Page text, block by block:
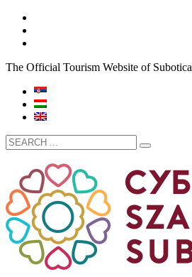
The Official Tourism Website of Subotica